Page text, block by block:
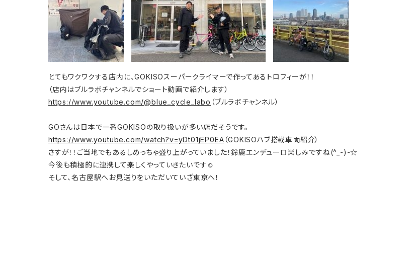
とてもワクワクする店内に、GOKISOスーパークライマーで作ってあるトロフィーが！！
（店内はブルラボチャンネルでショート動画で紹介します）
https://www.youtube.com/@blue_cycle_labo （ブルラボチャンネル）
GOさんは日本で一番GOKISOの取り扱いが多い店だそうです。
https://www.youtube.com/watch?v=yDt01jEP0EA （GOKISOハブ搭載車両紹介）
さすが！！ご当地でもあるしめっちゃ盛り上がっていました！鈴鹿エンデューロ楽しみですね(^_-)-☆
今後も積極的に連携して楽しくやっていきたいです☺
そして、名古屋駅へお見送りをいただいていざ東京へ！